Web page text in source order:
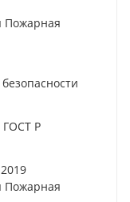
Пожарная
ГОСТ Р
Пожарная